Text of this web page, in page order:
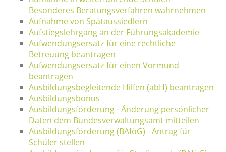
Besonderes Beratungsverfahren wahrnehmen
Aufnahme von Spätaussiedlern
Aufstiegslehrgang an der Führungsakademie
Aufwendungsersatz für eine rechtliche
Betreuung beantragen
Aufwendungsersatz für einen Vormund
beantragen
Ausbildungsbegleitende Hilfen (abH) beantragen
Ausbildungsbonus
Ausbildungsförderung - Änderung persönlicher
Daten dem Bundesverwaltungsamt mitteilen
Ausbildungsförderung (BAföG) - Antrag für
Schüler stellen